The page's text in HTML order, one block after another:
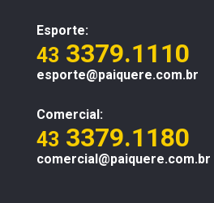
Esporte:
43 3379.1110
esporte@paiquere.com.br
Comercial:
43 3379.1180
comercial@paiquere.com.br